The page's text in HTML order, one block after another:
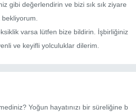
gibi değerlendirin ve bizi sık sık ziyare
bekliyorum.
varsa lütfen bize bildirin. İşbirliğiniz
ve keyifli yolculuklar dilerim.
Yoğun hayatınızı bir süreliğine b